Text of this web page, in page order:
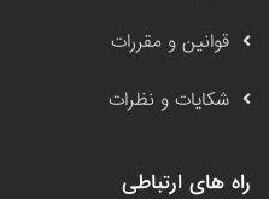
قوانین و مقررات
شکایات و نظرات
راه های ارتباطی